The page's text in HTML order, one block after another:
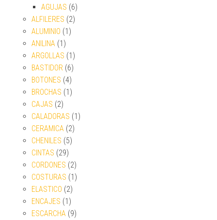
AGUJAS (6)
ALFILERES (2)
ALUMINIO (1)
ANILINA (1)
ARGOLLAS (1)
BASTIDOR (6)
BOTONES (4)
BROCHAS (1)
CAJAS (2)
CALADORAS (1)
CERAMICA (2)
CHENILES (5)
CINTAS (29)
CORDONES (2)
COSTURAS (1)
ELASTICO (2)
ENCAJES (1)
ESCARCHA (9)